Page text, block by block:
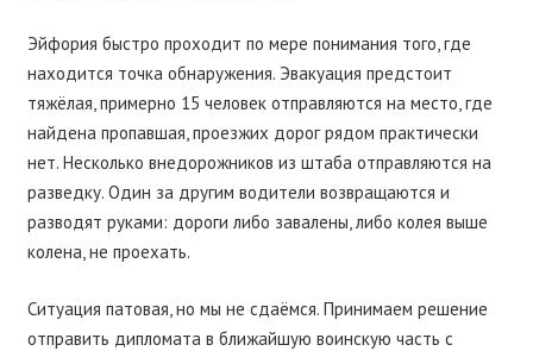
Эйфория быстро проходит по мере понимания того, где
находится точка обнаружения. Эвакуация предстоит
тяжёлая, примерно 15 человек отправляются на место, где
найдена пропавшая, проезжих дорог рядом практически
нет. Несколько внедорожников из штаба отправляются на
разведку. Один за другим водители возвращаются и
разводят руками: дороги либо завалены, либо колея выше
колена, не проехать.
Ситуация патовая, но мы не сдаёмся. Принимаем решение
отправить дипломата в ближайшую воинскую часть с